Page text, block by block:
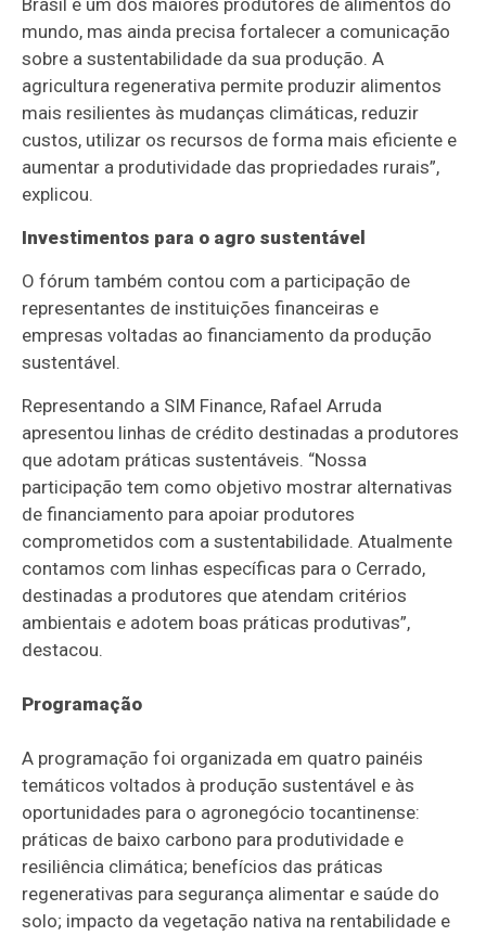
Brasil é um dos maiores produtores de alimentos do
mundo, mas ainda precisa fortalecer a comunicação
sobre a sustentabilidade da sua produção. A
agricultura regenerativa permite produzir alimentos
mais resilientes às mudanças climáticas, reduzir
custos, utilizar os recursos de forma mais eficiente e
aumentar a produtividade das propriedades rurais”,
explicou.
Investimentos para o agro sustentável
O fórum também contou com a participação de
representantes de instituições financeiras e
empresas voltadas ao financiamento da produção
sustentável.
Representando a SIM Finance, Rafael Arruda
apresentou linhas de crédito destinadas a produtores
que adotam práticas sustentáveis. “Nossa
participação tem como objetivo mostrar alternativas
de financiamento para apoiar produtores
comprometidos com a sustentabilidade. Atualmente
contamos com linhas específicas para o Cerrado,
destinadas a produtores que atendam critérios
ambientais e adotem boas práticas produtivas”,
destacou.
Programação
A programação foi organizada em quatro painéis
temáticos voltados à produção sustentável e às
oportunidades para o agronegócio tocantinense:
práticas de baixo carbono para produtividade e
resiliência climática; benefícios das práticas
regenerativas para segurança alimentar e saúde do
solo; impacto da vegetação nativa na rentabilidade e